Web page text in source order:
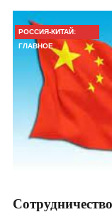
РОССИЯ-КИТАЙ:
ГЛАВНОЕ